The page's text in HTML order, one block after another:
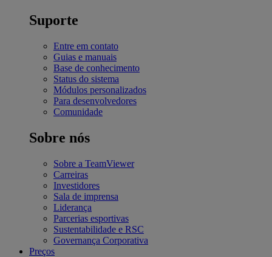
Suporte
Entre em contato
Guias e manuais
Base de conhecimento
Status do sistema
Módulos personalizados
Para desenvolvedores
Comunidade
Sobre nós
Sobre a TeamViewer
Carreiras
Investidores
Sala de imprensa
Liderança
Parcerias esportivas
Sustentabilidade e RSC
Governança Corporativa
Preços